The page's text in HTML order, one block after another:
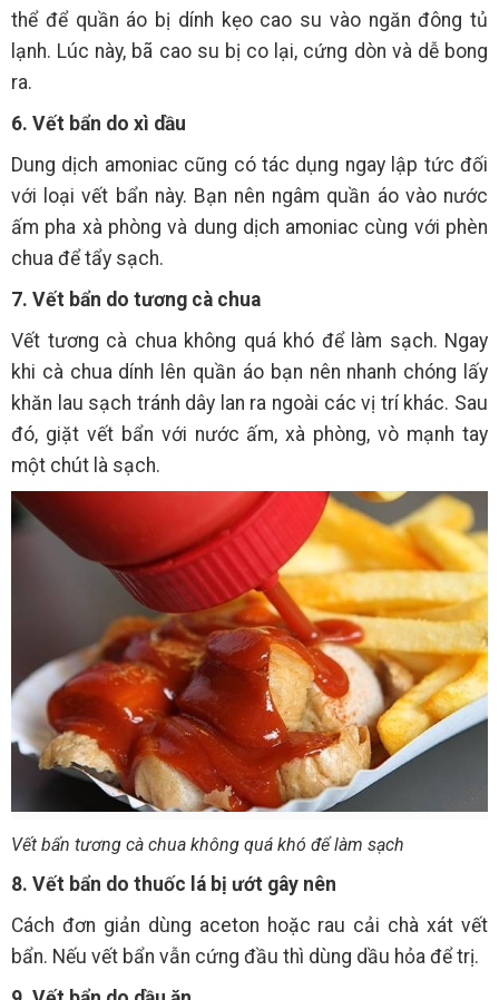
thể để quần áo bị dính kẹo cao su vào ngăn đông tủ
lạnh. Lúc này, bã cao su bị co lại, cứng dòn và dễ bong
ra.
6. Vết bẩn do xì dầu
Dung dịch amoniac cũng có tác dụng ngay lập tức đối
với loại vết bẩn này. Bạn nên ngâm quần áo vào nước
ấm pha xà phòng và dung dịch amoniac cùng với phèn
chua để tẩy sạch.
7. Vết bẩn do tương cà chua
Vết tương cà chua không quá khó để làm sạch. Ngay
khi cà chua dính lên quần áo bạn nên nhanh chóng lấy
khăn lau sạch tránh dây lan ra ngoài các vị trí khác. Sau
đó, giặt vết bẩn với nước ấm, xà phòng, vò mạnh tay
một chút là sạch.
Vết bẩn tương cà chua không quá khó để làm sạch
8. Vết bẩn do thuốc lá bị ướt gây nên
Cách đơn giản dùng aceton hoặc rau cải chà xát vết
bẩn. Nếu vết bẩn vẫn cứng đầu thì dùng dầu hỏa để trị.